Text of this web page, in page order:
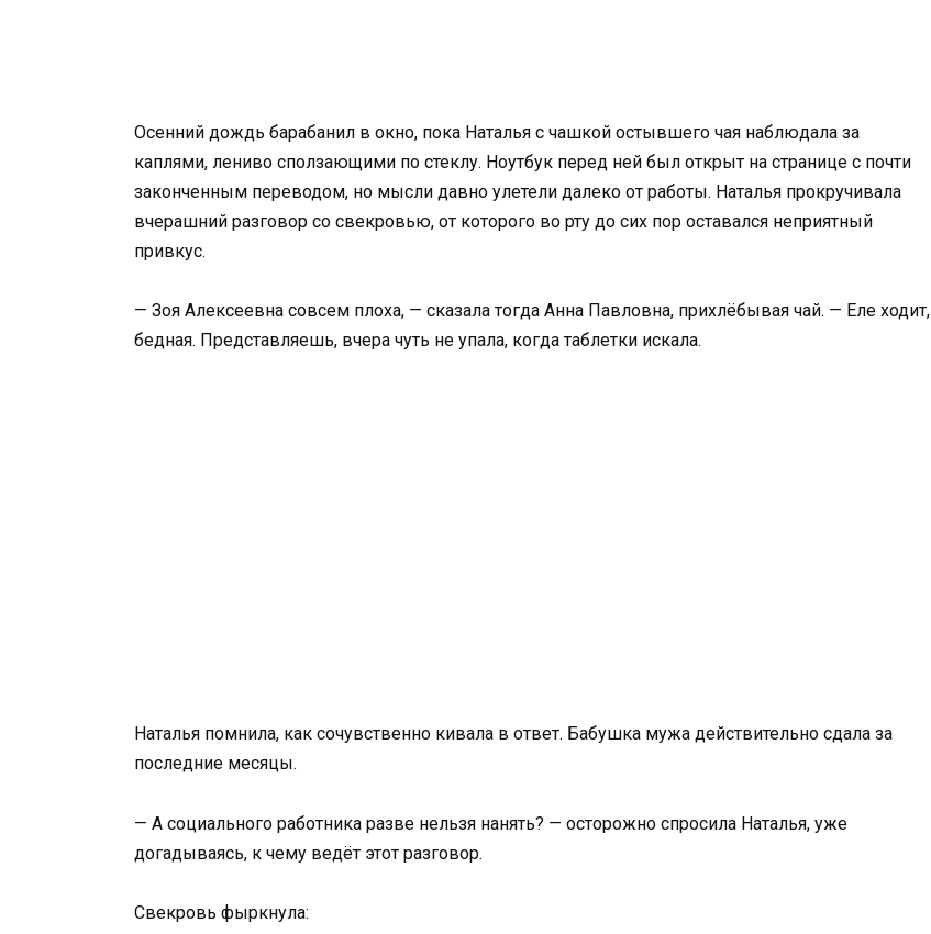
Осенний дождь барабанил в окно, пока Наталья с чашкой остывшего чая наблюдала за
каплями, лениво сползающими по стеклу. Ноутбук перед ней был открыт на странице с почти
законченным переводом, но мысли давно улетели далеко от работы. Наталья прокручивала
вчерашний разговор со свекровью, от которого во рту до сих пор оставался неприятный
привкус.
— Зоя Алексеевна совсем плоха, — сказала тогда Анна Павловна, прихлёбывая чай. — Еле ходит,
бедная. Представляешь, вчера чуть не упала, когда таблетки искала.
Наталья помнила, как сочувственно кивала в ответ. Бабушка мужа действительно сдала за
последние месяцы.
— А социального работника разве нельзя нанять? — осторожно спросила Наталья, уже
догадываясь, к чему ведёт этот разговор.
Свекровь фыркнула: